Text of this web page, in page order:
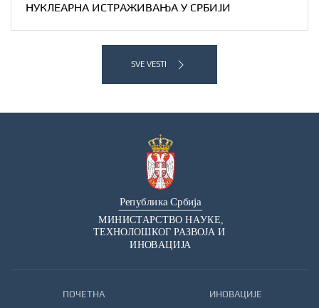
НУКЛЕАРНА ИСТРАЖИВАЊА У СРБИЈИ
SVE VESTI
ПОЧЕТНА ИНОВАЦИЈЕ